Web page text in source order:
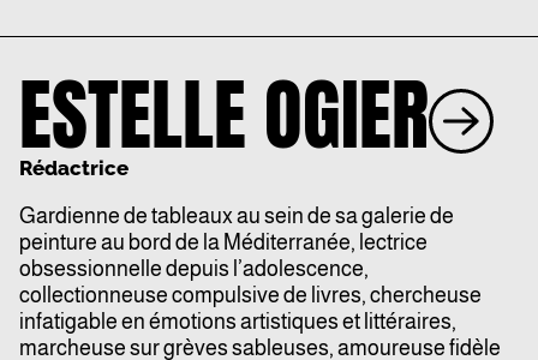
ESTELLE OGIER
Rédactrice
Gardienne de tableaux au sein de sa galerie de
peinture au bord de la Méditerranée, lectrice
obsessionnelle depuis l’adolescence,
collectionneuse compulsive de livres, chercheuse
infatigable en émotions artistiques et littéraires,
marcheuse sur grèves sableuses, amoureuse fidèle